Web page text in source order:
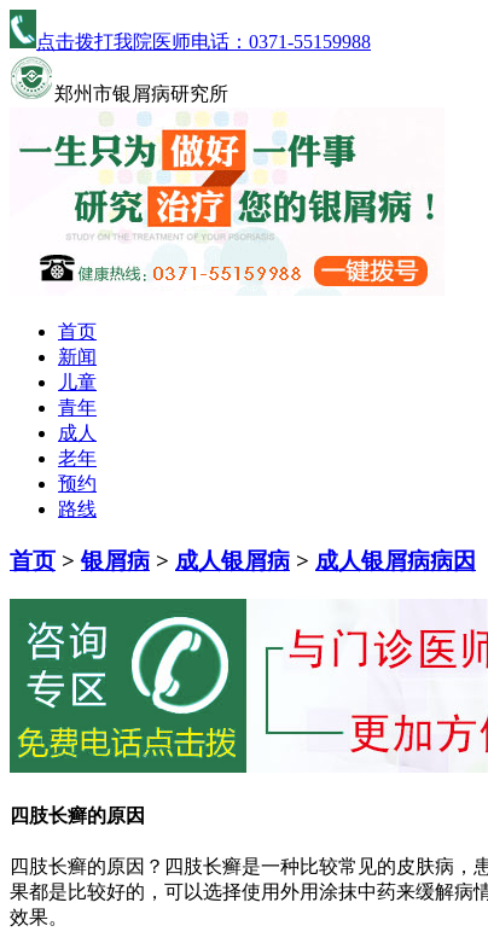
点击拨打我院医师电话： 0371-55159988
郑州市银屑病研究所
首页
新闻
儿童
青年
成人
老年
预约
路线
首页 >银屑病 > 成人银屑病 > 成人银屑病病因
四肢长癣的原因
四肢长癣的原因？四肢长癣是一种比较常见的皮肤病
果都是比较好的，可以选择使用外用涂抹中药来缓解病
效果。